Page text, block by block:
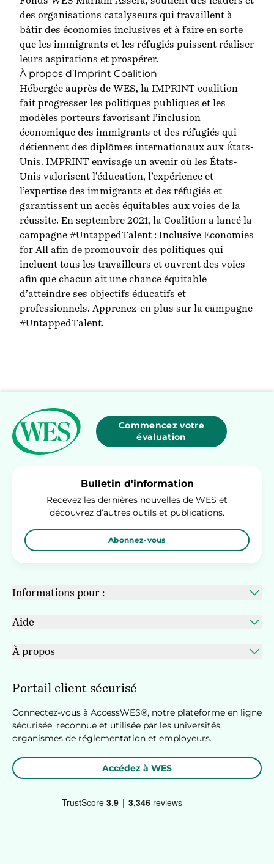
des organisations catalyseurs qui travaillent à
bâtir des économies inclusives et à faire en sorte
que les immigrants et les réfugiés puissent réaliser
leurs aspirations et prospérer.
À propos d’Imprint Coalition
Hébergée auprès de WES, la IMPRINT coalition
fait progresser les politiques publiques et les
modèles porteurs favorisant l’inclusion
économique des immigrants et des réfugiés qui
détiennent des diplômes internationaux aux États-
Unis. IMPRINT envisage un avenir où les États-
Unis valorisent l’éducation, l’expérience et
l’expertise des immigrants et des réfugiés et
garantissent un accès équitables aux voies de la
réussite. En septembre 2021, la Coalition a lancé la
campagne #UntappedTalent : Inclusive Economies
for All afin de promouvoir des politiques qui
incluent tous les travailleurs et ouvrent des voies
afin que chacun ait une chance équitable
d’atteindre ses objectifs éducatifs et
professionnels. Apprenez-en plus sur la campagne
#UntappedTalent.
Commencez votre
évaluation
Bulletin d'information
Recevez les dernières nouvelles de WES et
découvrez d’autres outils et publications.
Abonnez-vous
Informations pour :
Aide
À propos
Portail client sécurisé
Connectez-vous à AccessWES®, notre plateforme en ligne
sécurisée, reconnue et utilisée par les universités,
organismes de réglementation et employeurs.
Accédez à WES